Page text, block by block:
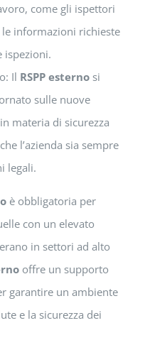
come gli ispettori
informazioni richieste
ispezioni.
Il RSPP esternosi
sulle nuove
materia di sicurezza
l’azienda sia sempre
legali.
è obbligatoria per
con un elevato
in settori ad alto
offre un supporto
garantire un ambiente
e la sicurezza dei